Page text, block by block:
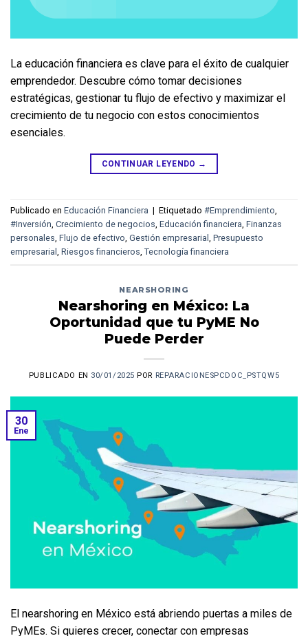
La educación financiera es clave para el éxito de cualquier
emprendedor. Descubre cómo tomar decisiones
estratégicas, gestionar tu flujo de efectivo y maximizar el
crecimiento de tu negocio con estos conocimientos
esenciales.
CONTINUAR LEYENDO →
Publicado en Educación Financiera | Etiquetado #Emprendimiento
#Inversión Crecimiento de negocios Educación financiera Finanzas
personales Flujo de efectivo Gestión empresarial
Presupuesto
empresarial
Riesgos financieros Tecnología financiera
NEARSHORING
Nearshoring en México: La
Oportunidad que tu PyME No
Puede Perder
PUBLICADO EN 30/01/2025 POR REPARACIONESPCDOC_PSTQW5
30
Ene
El nearshoring en México está abriendo puertas a miles de
PyMEs. Si quieres crecer, conectar con empresas